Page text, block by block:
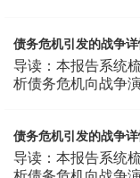
债务危机引发的战争详
导读：本报告系统
析债务危机向战争
债务危机引发的战争详
导读：本报告系统